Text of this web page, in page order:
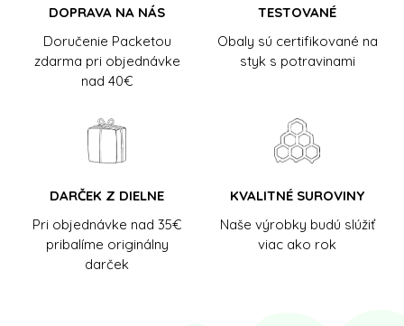
DOPRAVA NA NÁS
Doručenie Packetou
zdarma pri objednávke
nad 40€
TESTOVANÉ
Obaly sú certifikované na
styk s potravinami
DARČEK Z DIELNE
Pri objednávke nad 35€
pribalíme originálny
darček
KVALITNÉ SUROVINY
Naše výrobky budú slúžiť
viac ako rok